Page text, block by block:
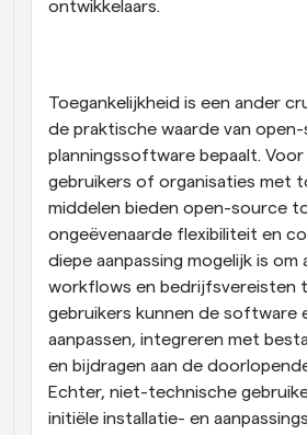
ontwikkelaars.
Toegankelijkheid is een ander
de praktische waarde van
planningssoftware bepaalt.
gebruikers of organisaties met
middelen bieden open-source
ongeëvenaarde flexibiliteit en
diepe aanpassing mogelijk is om
workflows en bedrijfsvereisten
gebruikers kunnen de software
aanpassen, integreren met
en bijdragen aan de
Echter, niet-technische
initiële installatie- en